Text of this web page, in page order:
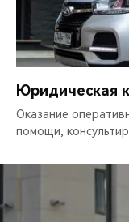
Юридическая
Оказание
помощи,